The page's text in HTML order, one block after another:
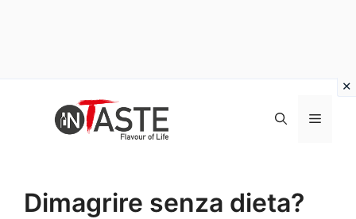
Menu
Dimagrire senza dieta?